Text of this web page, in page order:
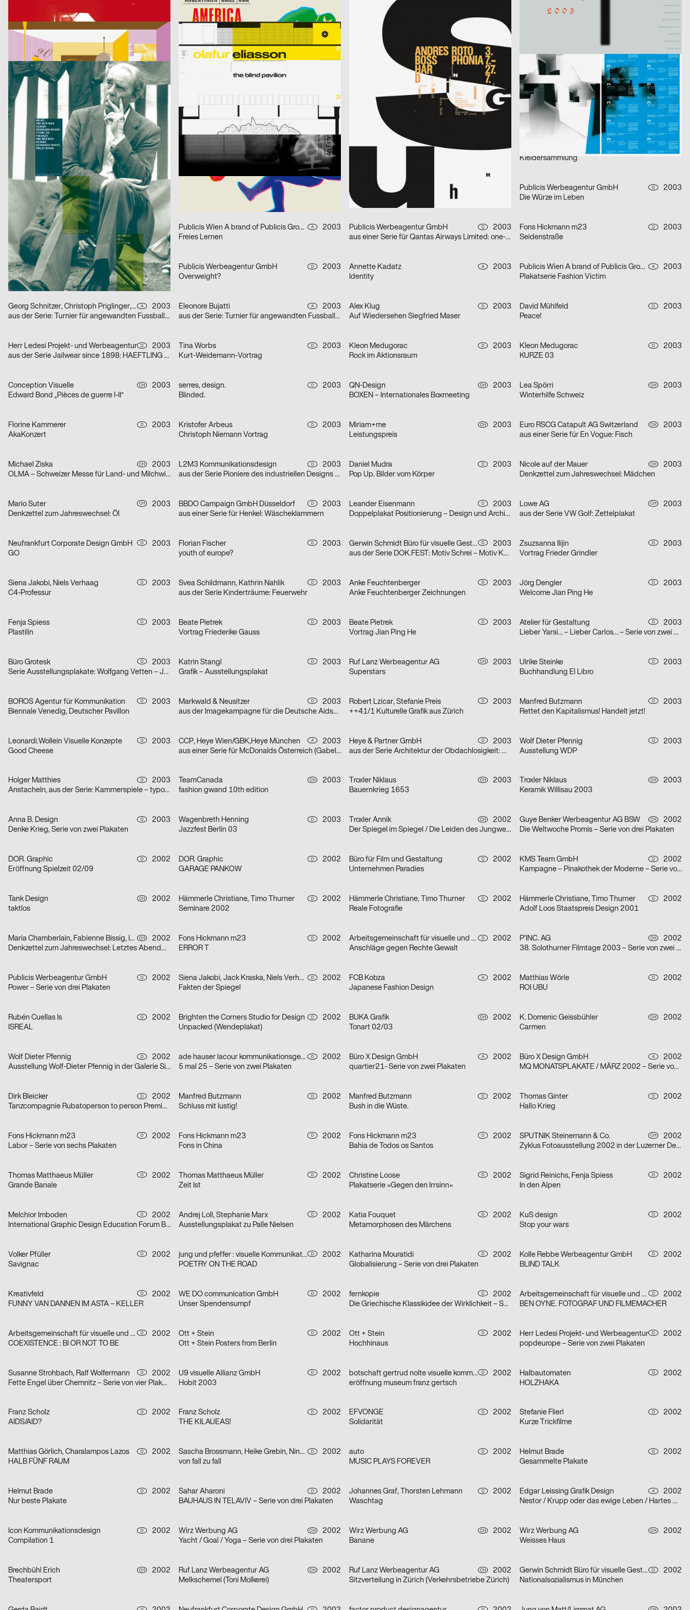
cyan (Daniela Haufe + Detlef Fiedler) D
2003
20 Jahre Freunde guter Musik
cyan (Daniela Haufe + Detlef Fiedler) D
2003
olafur eliasson – the blind pavillon
cyan (Daniela Haufe + Detlef Fiedler)
2003
better days
2003
blotto design D
Geistiger Explosivstoff (Recht, von dem man…)
An Estranged Paradise
2003
Musica Viva Konzert 26.02.2003
i.de – Büro für Kommunikation D
2003
Mitra Tabrizian Jenseits der Grenzen
Marion Blomeyer
2003
Gedächtnisbilder
Fons Hickmann m23
2003
Die Toten
HardCase Design
2003
Paradies No. 5
Eleonore Bujatti
2003
Schicklgruber alias Adolf Hitler
Franz Scholz D
2003
je besser man lebt…
Fons Hickmann m23, Klaus Hesse D
2003
11 Designer für Deutschland
Fons Hickmann m23
2003
Fons Hickmann m23
2003
Kleidersammlung
Publicis Wien A brand of Publicis Group Austria A
2003
Leistungsgruppe Sport
Publicis Werbeagentur GmbH D Fons Hickmann m23
Young and Social
Publicis Werbeagentur GmbH D
2003
Die Würze im Leben
Fons Hickmann m23
2003
Steur Fotografieie
Publicis Wien A brand of Publicis Group Austria A
2003
Freies Lernen
Publicis Werbeagentur GmbH D
2003
aus einer Serie für Qantas Airways Limited: one-way
Fons Hickmann m23 D
2003
Seidenstraße
Fons Hickmann m23 D
2003
Seidenstraße
Publicis Werbeagentur GmbH D
2003
Overweight?
Annette Kadatz A
2003
Identity
Publicis Wien A brand of Publicis Group Austria A
2003
Plakatserie Fashion Victim
Georg Schnitzer, Christoph Priglinger, Oliver Laric A
2003
aus der Serie: Turnier für angewandten Fussball 3
Eleonore Bujatti A
2003
aus der Serie: Turnier für angewandten Fussball 3
Alex Klug D
2003
Auf Wiedersehen Siegfried Maser
David Mühlfeld D
2003
Peace!
Herr Ledesi Projekt- und Werbeagentur D
2003
aus der Serie Jailwear since 1898: HAEFTLING Tasche
Tina Worbs D
2003
Kurt-Weidemann-Vortrag
Kleon Medugorac D
2003
Rock im Aktionsraum
Kleon Medugorac D
2003
KURZE 03
Conception Visuelle CH
2003
Edward Bond „Pièces de guerre I-II“
serres, design. D
2003
Blinded.
QN-Design CH
2003
BOXEN – Internationales Boxmeeting
Lea Spörri CH
2003
Winterhilfe Schweiz
Florine Kammerer D
2003
AkaKonzert
Kristofer Arbeus D
2003
Christoph Niemann Vortrag
Miriam+me CH
2003
Leistungspreis
Euro RSCG Catapult AG Switzerland CH
2003
aus einer Serie für En Vogue: Fisch
Michael Ziska CH
2003
OLMA – Schweizer Messe für Land- und Milchwirtschaft 2003
L2M3 Kommunikationsdesign D
2003
aus der Serie Pioniere des industriellen Designs am Bodensee: Champs
Daniel Mudra D
2003
Pop Up. Bilder vom Körper
Nicole auf der Mauer CH
2003
Denkzettel zum Jahreswechsel: Mädchen
Mario Suter CH
2003
Denkzettel zum Jahreswechsel: Öl
BBDO Campaign GmbH Düsseldorf D
2003
aus einer Serie für Henkel: Wäscheklammern
Leander Eisenmann D
2003
Doppelplakat Positionierung – Design und Architektur, von der Ausbildung zum Beruf?
Lowe AG CH
2003
aus der Serie VW Golf: Zettelplakat
Neufrankfurt Corporate Design GmbH D
2003
GO
Florian Fischer D
2003
youth of europe?
Gerwin Schmidt Büro für visuelle Gestaltung D
2003
aus der Serie DOK.FEST: Motiv Schrei – Motiv Kuss
Zsuzsanna Ilijin D
2003
Vortrag Frieder Grindler
Siena Jakobi, Niels Verhaag D
2003
C4-Professur
Svea Schildmann, Kathrin Nahlik D
2003
aus der Serie Kinderträume: Feuerwehr
Anke Feuchtenberger D
2003
Anke Feuchtenberger Zeichnungen
Jörg Dengler D
2003
Welcome Jian Ping He
Fenja Spiess D
2003
Plastilin
Beate Pietrek D
2003
Vortrag Friederike Gauss
Beate Pietrek D
2003
Vortrag Jian Ping He
Atelier für Gestaltung D
2003
Lieber Yarsi… – Lieber Carlos… – Serie von zwei Plakaten
Büro Grotesk D
2003
Serie Ausstellungsplakate: Wolfgang Vetten – Jürgen Paas – Kunstauktion
Katrin Stangl D
2003
Grafik – Ausstellungsplakat
Ruf Lanz Werbeagentur AG CH
2003
Superstars
Ulrike Steinke D
2003
Buchhandlung El Libro
BOROS Agentur für Kommunikation D
2003
Biennale Venedig, Deutscher Pavillon
Markwald & Neusitzer D
2003
aus der Imagekampagne für die Deutsche Aidshilfe e.V.
Robert Lzicar, Stefanie Preis D
2003
++41/1 Kulturelle Grafik aus Zürich
Manfred Butzmann D
2003
Rettet den Kapitalismus! Handelt jetzt!
Leonardi.Wollein Visuelle Konzepte D
2003
Good Cheese
CCP, Heye Wien/GBK,Heye München A
2003
aus einer Serie für McDonalds Österreich (Gabeln)
Heye & Partner GmbH D
2003
aus der Serie Architektur der Obdachlosigkeit: Motiv Citylight/Motiv Litfaßsäule
Wolf Dieter Pfennig D
2003
Ausstellung WDP
Holger Matthies D
2003
Anstacheln, aus der Serie: Kammerspiele – typografische Themenplakate
TeamCanada CH
2003
fashion gwand 10th edition
Troxler Niklaus CH
2003
Bauernkrieg 1653
Troxler Niklaus CH
2003
Keramik Willisau 2003
Anna B. Design D
2003
Denke Krieg, Serie von zwei Plakaten
Wagenbreth Henning D
2003
Jazzfest Berlin 03
Troxler Annik CH
2002
Der Spiegel im Spiegel / Die Leiden des Jungwerdens / Die Muse mit der scharfen Zunge – Serie von dr
Guye Benker Werbeagentur AG BSW CH
2002
Die Weltwoche Promis – Serie von drei Plakaten
DOR. Graphic D
2002
Eröffnung Spielzeit 02/09
DOR. Graphic D
2002
GARAGE PANKOW
Büro für Film und Gestaltung D
2002
Unternehmen Paradies
KMS Team GmbH D
2002
Kampagne – Pinakothek der Moderne – Serie von zwei Plakaten
Tank Design CH
2002
taktlos
Hämmerle Christiane, Timo Thurner D
2002
Seminare 2002
Hämmerle Christiane, Timo Thurner D
2002
Reale Fotografie
Hämmerle Christiane, Timo Thurner D
2002
Adolf Loos Staatspreis Design 2001
Maria Chamberlain, Fabienne Bissig, Ibrahim Hasan CH
2002
Denkzettel zum Jahreswechsel: Letztes Abendmahl / Ohne Ausnahme / o. T. – Serie von drei Plakaten
Fons Hickmann m23 D
2002
ERROR T
Arbeitsgemeinschaft für visuelle und verbale Kommunikation Uwe Loesch D
2002
Anschläge gegen Rechte Gewalt
P’INC. AG CH
2002
38. Solothurner Filmtage 2003 – Serie von zwei Plakaten
Publicis Werbeagentur GmbH D
2002
Power – Serie von drei Plakaten
Siena Jakobi, Jack Kraska, Niels Verhaag D
2002
Fakten der Spiegel
FCB Kobza A
2002
Japanese Fashion Design
Matthias Wörle D
2002
ROI UBU
Rubén Cuellas Is D
2002
ISREAL
Brighten the Corners Studio for Design D
2002
Unpacked (Wendeplakat)
BUKA Grafik CH
2002
Tonart 02/03
K. Domenic Geissbühler CH
2002
Carmen
Wolf Dieter Pfennig D
2002
Ausstellung Wolf-Dieter Pfennig in der Galerie Sillack Dresden
ade hauser lacour kommunikationsgestaltung gmbh D
2002
5 mal 25 – Serie von zwei Plakaten
Büro X Design GmbH A
2002
quartier21- Serie von zwei Plakaten
Büro X Design GmbH A
2002
MQ MONATSPLAKATE / MÄRZ 2002 – Serie von zwei Plakaten
Dirk Bleicker D
2002
Tanzcompagnie Rubatoperson to person Premiere
Manfred Butzmann D
2002
Schluss mit lustig!
Manfred Butzmann D
2002
Bush in die Wüste.
Thomas Ginter D
2002
Hallo Krieg
Fons Hickmann m23 D
2002
Labor – Serie von sechs Plakaten
Fons Hickmann m23 D
2002
Fons in China
Fons Hickmann m23 D
2002
Bahia de Todos os Santos
SPUTNIK Steinemann & Co. CH
2002
Zyklus Fotoausstellung 2002 in der Luzerner Designgalerie – Serie von drei Plakaten
Thomas Matthaeus Müller D
2002
Grande Banale
Thomas Matthaeus Müller D
2002
Zeit Ist
Christine Loose D
2002
Plakatserie »Gegen den Irrsinn«
Sigrid Reinichs, Fenja Spiess D
2002
In den Alpen
Melchior Imboden D
2002
International Graphic Design Education Forum Beijin, China 2002 – Serie von zwei Plakaten
Andrej Loll, Stephanie Marx D
2002
Ausstellungsplakat zu Palle Nielsen
Katia Fouquet D
2002
Metamorphosen des Märchens
KuS design D
2002
Stop your wars
Volker Pfüller D
2002
Savignac
jung und pfeffer : visuelle Kommunikation D
2002
POETRY ON THE ROAD
Katharina Mouratidi D
2002
Globalisierung – Serie von drei Plakaten
Kolle Rebbe Werbeagentur GmbH D
2002
BLIND TALK
Kreativfeld D
2002
FUNNY VAN DANNEN IM ASTA – KELLER
WE DO communication GmbH D
2002
Unser Spendensumpf
fernkopie D
2002
Die Griechische Klassikidee der Wirklichkeit – Serie von zwei Plakaten
Arbeitsgemeinschaft für visuelle und verbale Kommunikation Uwe Loesch D
2002
BEN OYNE. FOTOGRAF UND FILMEMACHER
Arbeitsgemeinschaft für visuelle und verbale Kommunikation Uwe Loesch D
2002
COEXISTENCE : BI OR NOT TO BE
Ott + Stein D
2002
Ott + Stein Posters from Berlin
Ott + Stein D
2002
Hochhinaus
Herr Ledesi Projekt- und Werbeagentur D
2002
popdeurope – Serie von zwei Plakaten
Susanne Strohbach, Ralf Wolfermann D
2002
Fette Engel über Chemnitz – Serie von vier Plakaten
U9 visuelle Allianz GmbH D
2002
Hobit 2003
botschaft gertrud nolte visuelle kommunikation und beratung D
2002
eröffnung museum franz gertsch
Halbautomaten D
2002
HOLZHAKA
Franz Scholz D
2002
AIDS/AID?
Franz Scholz D
2002
THE KILAUEAS!
EFVONGE D
2002
Solidarität
Stefanie Flierl D
2002
Kurze Trickfilme
Matthias Görlich, Charalampos Lazos D
2002
HALB FÜNF RAUM
Sascha Brossmann, Heike Grebin, Nina Lehmann D
2002
von fall zu fall
auto D
2002
MUSIC PLAYS FOREVER
Helmut Brade D
2002
Gesammelte Plakate
Helmut Brade D
2002
Nur beste Plakate
Sahar Aharoni D
2002
BAUHAUS IN TELAVIV – Serie von drei Plakaten
Johannes Graf, Thorsten Lehmann D
2002
Waschtag
Edgar Leissing Grafik Design A
2002
Nestor / Krupp oder das ewige Leben / Hartes Herz – Serie von drei Plakaten
Icon Kommunikationsdesign D
2002
Compilation 1
Wirz Werbung AG CH
2002
Yacht / Goal / Yoga – Serie von drei Plakaten
Wirz Werbung AG CH
2002
Banane
Wirz Werbung AG CH
2002
Weisses Haus
Brechbühl Erich CH
2002
Theatersport
Ruf Lanz Werbeagentur AG CH
2002
Melkschemel (Toni Molkerei)
Ruf Lanz Werbeagentur AG CH
2002
Sitzverteilung in Zürich (Verkehrsbetriebe Zürich)
Gerwin Schmidt Büro für visuelle Gestaltung D
2002
Nationalsozialismus in München